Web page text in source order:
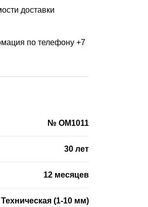
доставки
по телефону +7
№ OM1011
30 лет
12 месяцев
Техническая (1-10 мм)